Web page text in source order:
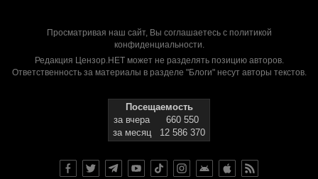
Просматривая наш сайт, Вы соглашаетесь с политикой
конфиденциальности.
Редакция Цензор.НЕТ может не разделять позицию авторов.
Ответственность за материалы в разделе "Блоги" несут авторы текстов.
Посещаемость
за вчера
660 550
за месяц
12 586 370